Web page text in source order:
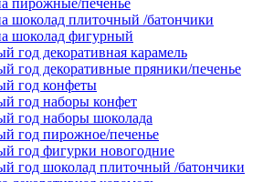
пирожные/печенье
шоколад плиточный /батончики
шоколад фигурный
год декоративная карамель
год декоративные пряники/печенье
год конфеты
год наборы конфет
год наборы шоколада
год пирожное/печенье
год фигурки новогодние
год шоколад плиточный /батончики